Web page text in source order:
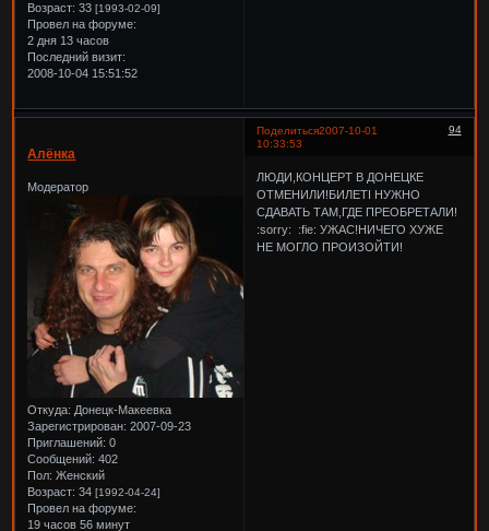
Возраст: 33[1993-02-09]
Провел на форуме:
2 дня 13 часов
Последний визит:
2008-10-04 15:51:52
Поделиться 94
2007-10-01
10:33:53
Алёнка
Модератор
Откуда: Донецк-Макеевка
Зарегистрирован: 2007-09-23
Приглашений: 0
Сообщений: 402
Пол: Женский
Возраст: 34[1992-04-24]
Провел на форуме:
19 часов 56 минут
ЛЮДИ,КОНЦЕРТ В ДОНЕЦКЕ
ОТМЕНИЛИ!БИЛЕТІ НУЖНО
СДАВАТЬ ТАМ,ГДЕ ПРЕОБРЕТАЛИ!
:sorry: :fie: УЖАС!НИЧЕГО ХУЖЕ
НЕ МОГЛО ПРОИЗОЙТИ!